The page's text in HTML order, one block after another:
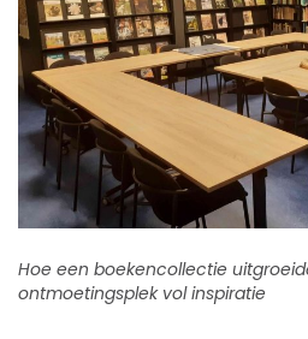
Hoe een boekencollectie
ontmoetingsplek vol inspiratie